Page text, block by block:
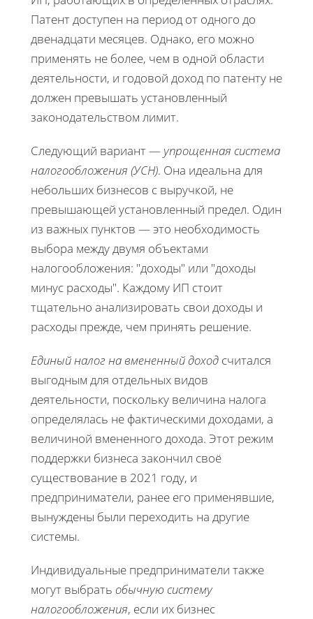
Патент доступен на период от одного до
двенадцати месяцев. Однако, его можно
применять не более, чем в одной области
деятельности, и годовой доход по патенту не
должен превышать установленный
законодательством лимит.
Следующий вариант — упрощенная система
налогообложения (УСН). Она идеальна для
небольших бизнесов с выручкой, не
превышающей установленный предел. Один
из важных пунктов — это необходимость
выбора между двумя объектами
налогообложения: "доходы" или "доходы
минус расходы". Каждому ИП стоит
тщательно анализировать свои доходы и
расходы прежде, чем принять решение.
Единый налог на вмененный доход считался
выгодным для отдельных видов
деятельности, поскольку величина налога
определялась не фактическими доходами, а
величиной вмененного дохода. Этот режим
поддержки бизнеса закончил своё
существование в 2021 году, и
предприниматели, ранее его применявшие,
вынуждены были переходить на другие
системы.
Индивидуальные предприниматели также
могут выбрать обычную систему
налогообложения, если их бизнес